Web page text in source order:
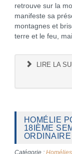
retrouve sur la
manifeste sa
montagnes et
terre et le feu,
LIRE LA
HOMÉLIE
18IÈME
Catégorie :